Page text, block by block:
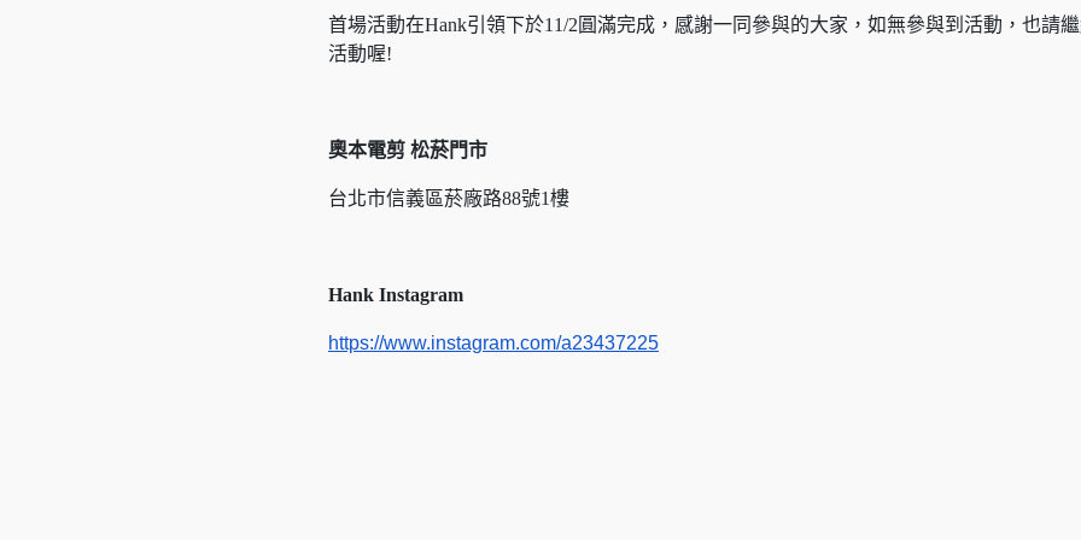
首場活動在Hank引領下於11/2圓滿完成，感謝一同參與的大家，如無參與到活動，也請
活動喔!
奧本電剪 松菸門市
台北市信義區菸廠路88號1樓
Hank Instagram
https://www.instagram.com/a23437225